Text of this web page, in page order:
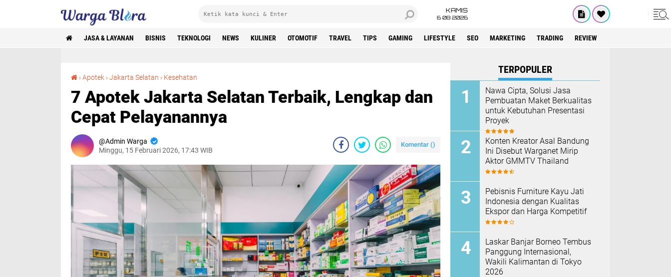
KAMIS
6 08 2026
JASA & LAYANAN BISNIS TEKNOLOGI NEWS KULINER OTOMOTIF TRAVEL TIPS GAMING LIFESTYLE SEO MARKETING TRADING REVIEW
›Apotek ›Jakarta Selatan › Kesehatan
7 Apotek Jakarta Selatan Terbaik, Lengkap dan
Cepat Pelayanannya
Admin Warga
Minggu, 15 Februari 2026, 17:43 WIB
Komentar ()
TERPOPULER
Nawa Cipta, Solusi Jasa
Pembuatan Maket Berkualitas
untuk Kebutuhan Presentasi
Proyek
Konten Kreator Asal Bandung
Ini Disebut Warganet Mirip
Aktor GMMTV Thailand
Pebisnis Furniture Kayu Jati
Indonesia dengan Kualitas
Ekspor dan Harga Kompetitif
Laskar Banjar Borneo Tembus
Panggung Internasional,
Wakili Kalimantan di Tokyo
2026